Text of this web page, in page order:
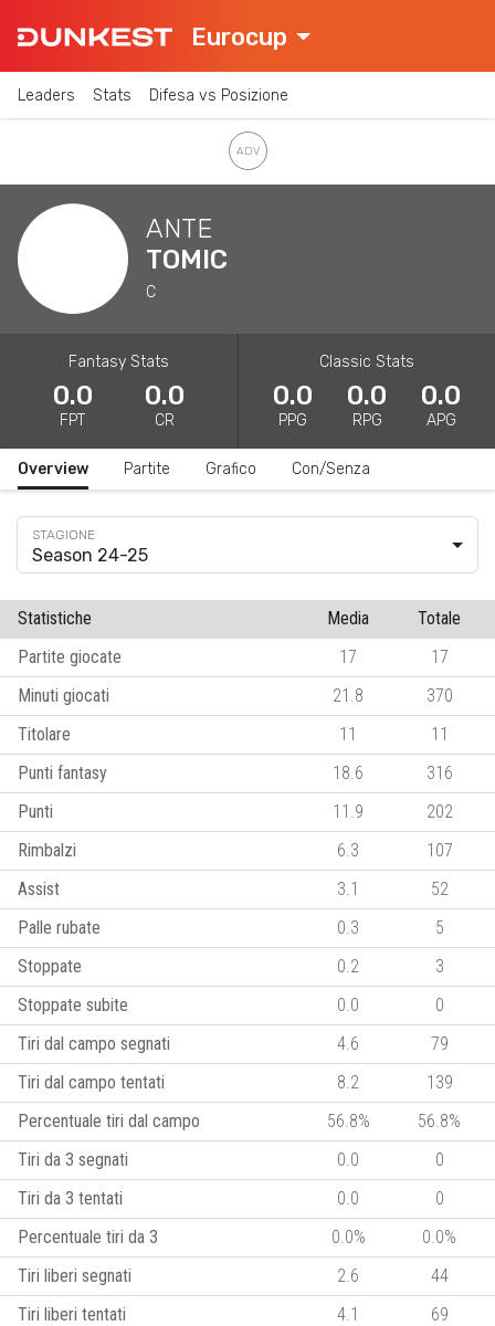
Eurocup
Leaders Stats Difesa vs Posizione
ANTE
TOMIC
C
Fantasy Stats
0.0
FPT
0.0
CR
Classic Stats
0.0
PPG
0.0
RPG
0.0
APG
Overview Partite Grafico Con/Senza
Season 24-25
Statistiche Media
Totale
Partite giocate
17
17
Minuti giocati
21.8
370
Titolare
11
11
Punti fantasy
18.6
316
Punti
11.9
202
Rimbalzi
6.3
107
Assist
3.1
52
Palle rubate
0.3
5
Stoppate
0.2
3
Stoppate subite
0.0
0
Tiri dal campo segnati
4.6
79
Tiri dal campo tentati
8.2
139
Percentuale tiri dal campo
56.8%
56.8%
Tiri da 3 segnati
0.0
0
Tiri da 3 tentati
0.0
0
Percentuale tiri da 3
0.0%
0.0%
Tiri liberi segnati
2.6
44
Tiri liberi tentati
4.1
69